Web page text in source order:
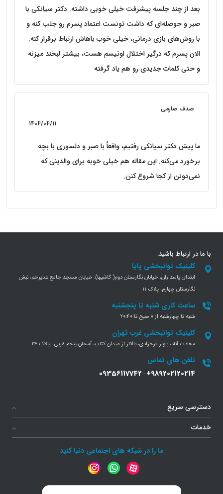
بعد از چند جلسه پیشرفت خیلی خوبی داشته. دکتر سیانکی با
صبر و حوصله‌ای که داشت تونست اعتماد پسرم رو جلب کنه و
با روش‌های بازی درمانی، خیلی خوب باهاش ارتباط برقرار کنه.
الان پسرم که درگیر اختلال اوتیسم هست، بیشتر لبخند میزنه
و حتی کلمات جدیدی رو هم یاد گرفته
صدف صارمی
1404/04/11
ما پیش دکتر سیانکی رفتیم، واقعاً با صبر و دلسوزی با بچه
برخورد می‌کنه. این مقاله هم خیلی خوبه برای والدینی که
نمی‌دونن از کجا شروع کنن.
با ما در ارتباط باشید:
کلینیک توانبخشی پایا
ابتدای پاسداران، خیابان نگارستان دوم( کاشیها)، خیابان مسجد جامع غدیرخم، نبش
نگارستان چهارم، پلاک 11
ساعت کاری شنبه تا پنجشنبه
شنبه تا چهارشنبه از 8 صبح تا 20:40
کلینیک توانبخشی غرب تهران
سعادت آباد، بلوار فرحزادی، بالاتر از میدان کتاب، آسمان پنجم غربی ، پلاک 24
تلفن های تماس
+989202120214
-
09356117742
دسترسی سریع
خدمات
ما را در شبکه های اجتماعی دنبا کنید